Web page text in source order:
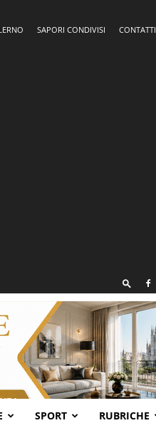
SAPORI CONDIVISI
CONTATTI
SPORT RUBRICHE